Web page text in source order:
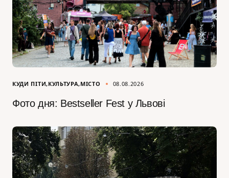
КУДИ ПІТИ КУЛЬТУРА МІСТО 08.08.2026
Фото дня: Bestseller Fest у Львові